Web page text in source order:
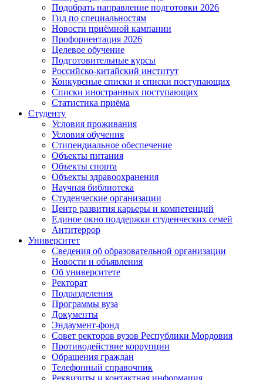
Подобрать направление подготовки 2026
Гид по специальностям
Новости приёмной кампании
Профориентация 2026
Целевое обучение
Подготовительные курсы
Российско-китайский институт
Конкурсные списки и списки поступающих
Списки иностранных поступающих
Статистика приёма
Студенту
Условия проживания
Условия обучения
Стипендиальное обеспечение
Объекты питания
Объекты спорта
Объекты здравоохранения
Научная библиотека
Студенческие организации
Центр развития карьеры и компетенций
Единое окно поддержки студенческих семей
Антитеррор
Университет
Сведения об образовательной организации
Новости и объявления
Об университете
Ректорат
Подразделения
Программы вуза
Документы
Эндаумент-фонд
Совет ректоров вузов Республики Мордовия
Противодействие коррупции
Обращения граждан
Телефонный справочник
Реквизиты и контактная информация